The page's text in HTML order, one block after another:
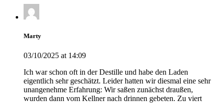
Marty
03/10/2025 at 14:09
Ich war schon oft in der Destille und habe den Laden
eigentlich sehr geschätzt. Leider hatten wir diesmal eine sehr
unangenehme Erfahrung: Wir saßen zunächst draußen,
wurden dann vom Kellner nach drinnen gebeten. Zu viert